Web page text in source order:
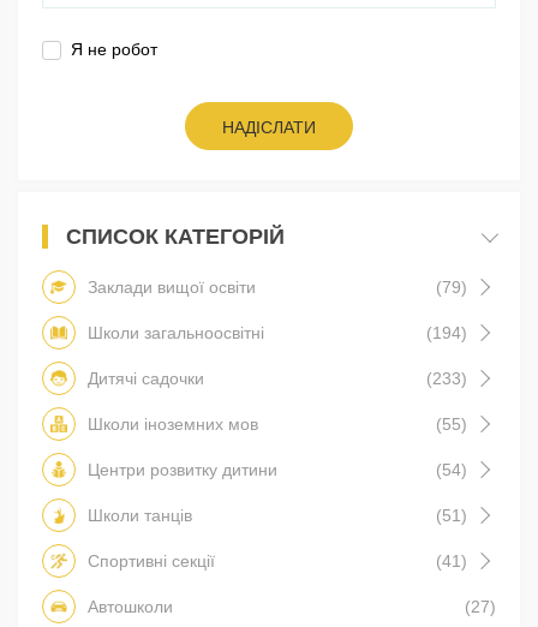
Я не робот
НАДІСЛАТИ
СПИСОК КАТЕГОРІЙ
Заклади вищої освіти (79)
Школи загальноосвітні (194)
Дитячі садочки (233)
Школи іноземних мов (55)
Центри розвитку дитини (54)
Школи танців (51)
Спортивні секції (41)
Автошколи (27)